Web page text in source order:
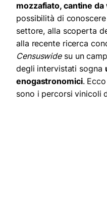
mozzafiato, cantine da
possibilità di
settore, alla scoperta
alla recente ricerca
Censuswidesu un
degli intervistati sogna
enogastronomici.
sono i percorsi vinicoli